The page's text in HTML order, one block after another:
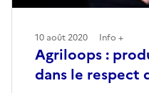
Agriloops :
dans le respect
10 août 2020 Info +